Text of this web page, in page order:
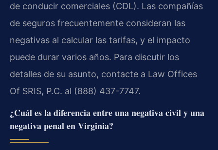
de conducir comerciales (CDL). Las compañías
de seguros frecuentemente consideran las
negativas al calcular las tarifas, y el impacto
puede durar varios años. Para discutir los
detalles de su asunto, contacte a Law Offices
Of SRIS, P.C. al (888) 437-7747.
¿Cuál es la diferencia entre una negativa civil y una
negativa penal en Virginia?